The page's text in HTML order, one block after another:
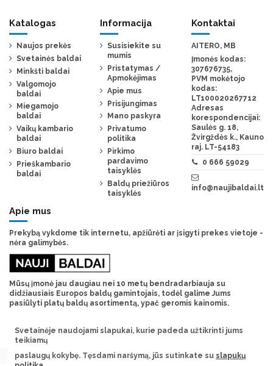
Katalogas
Naujos prekės
Svetainės baldai
Minkšti baldai
Valgomojo
baldai
Miegamojo
baldai
Vaikų kambario
baldai
Biuro baldai
Prieškambario
baldai
Informacija
Susisiekite su
mumis
Pristatymas /
Apmokėjimas
Apie mus
Prisijungimas
Mano paskyra
Privatumo
politika
Pirkimo
pardavimo
taisyklės
Baldų priežiūros
taisyklės
Kontaktai
AITERO, MB
Įmonės kodas:
307676735,
PVM mokėtojo
kodas:
LT100020267712
Adresas
korespondencijai:
Saulės g. 18,
Žvirgždės k., Kauno
raj. LT-54183
0 666 59029
info@naujibaldai.lt
Apie mus
Prekybą vykdome tik internetu, apžiūrėti ar įsigyti prekes vietoje -
nėra galimybės.
Mūsų įmonė jau daugiau nei 10 metų bendradarbiauja su
didžiausiais Europos baldų gamintojais, todėl galime Jums
pasiūlyti platų baldų asortimentą, ypač geromis kainomis.
Svetainėje naudojami slapukai, kurie padeda užtikrinti jums
teikiamų
paslaugų kokybę. Tęsdami naršymą, jūs sutinkate su slapukų